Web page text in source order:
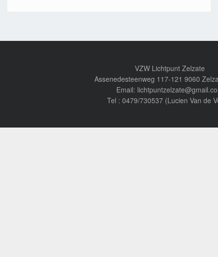
VZW Lichtpunt Zelzate
Assenedesteenweg 117-121 9060
Email:
Tel : 0479/730537 (Lucien Van de